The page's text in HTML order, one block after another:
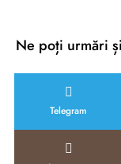
Ne poți urmări
Telegram